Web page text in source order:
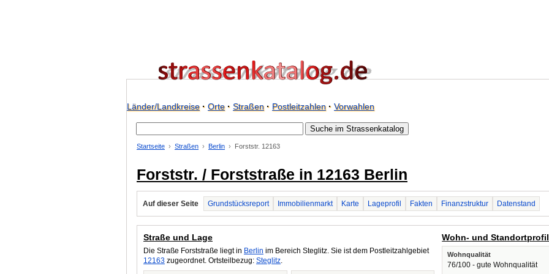
Länder/Landkreise· Orte· Straßen· Postleitzahlen· Vorwahlen
Startseite Straßen Berlin Forststr. 12163
Forststr. / Forststraße in 12163 Berlin
Auf dieser Seite Grundstücksreport Immobilienmarkt Karte Lageprofil Fakten Finanzstruktur Datenstand
Straße und Lage
Die Straße Forststraße liegt in Berlin im Bereich Steglitz. Sie ist dem Postleitzahlgebiet
12163 zugeordnet. Ortsteilbezug: Steglitz.
Wohn- und Standortprofil
Wohnqualität
76/100 - gute Wohnqualität